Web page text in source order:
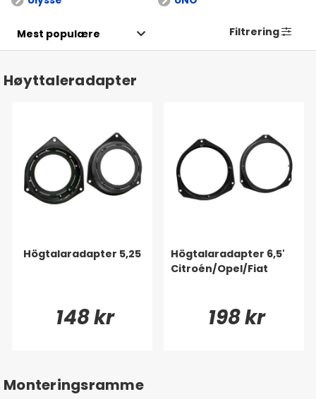
Filtrering
Høyttaleradapter
Högtalaradapter 5,25
148 kr
Högtalaradapter 6,5'
Citroén/Opel/Fiat
198 kr
Monteringsramme